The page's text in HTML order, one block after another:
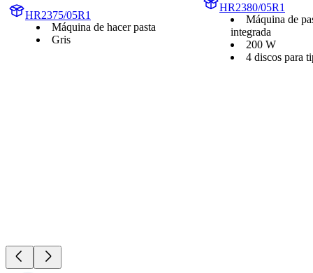
HR2375/05R1
Máquina de hacer pasta
Gris
HR2380/05R1
Máquina de
integrada
200 W
4 discos para